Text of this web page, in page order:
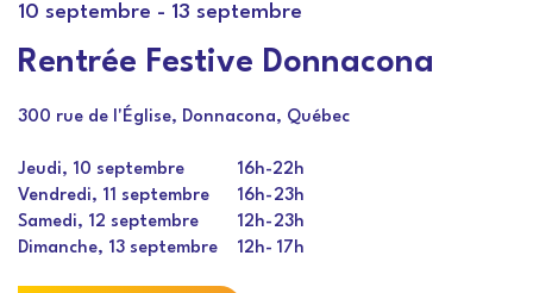
10 septembre - 13 septembre
Rentrée Festive Donnacona
300 rue de l'Église, Donnacona, Québec
Jeudi, 10 septembre 16h-22h
Vendredi, 11 septembre
16h-23h
Samedi, 12 septembre
12h-23h
Dimanche, 13 septembre
12h- 17h